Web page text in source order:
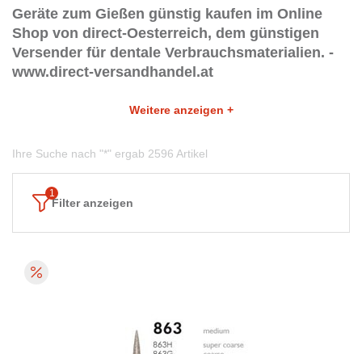
Geräte zum Gießen günstig kaufen im Online
Shop von direct-Oesterreich, dem günstigen
Versender für dentale Verbrauchsmaterialien. -
www.direct-versandhandel.at
Weitere anzeigen +
Ihre Suche nach "*" ergab 2596 Artikel
Filter anzeigen